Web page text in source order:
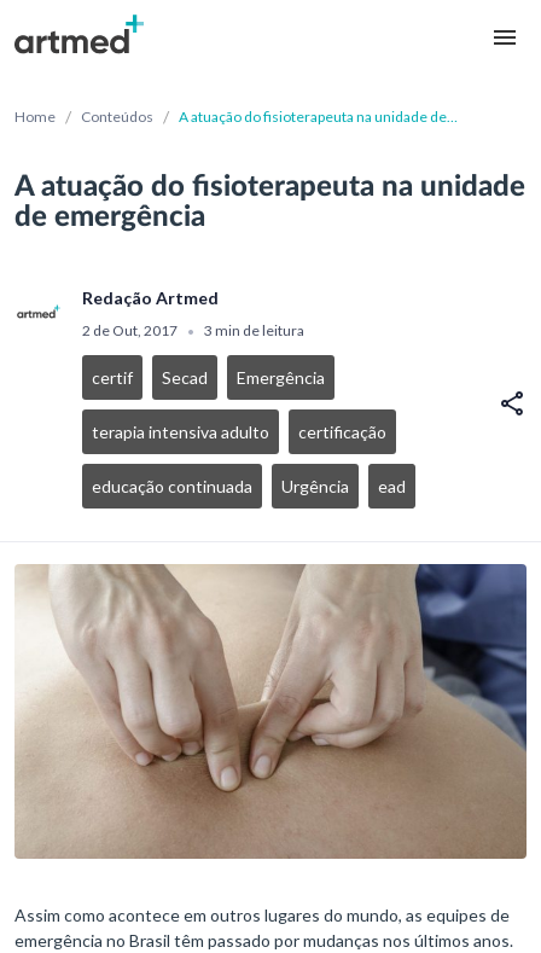
Home / Conteúdos / A atuação do fisioterapeuta na unidade de
A atuação do fisioterapeuta na unidade
de emergência
Redação Artmed
2 de Out, 2017 • 3 min de leitura
certif Secad Emergência
terapia intensiva adulto certificação
educação continuada Urgência ead
Assim como acontece em outros lugares do mundo, as equipes de
emergência no Brasil têm passado por mudanças nos últimos anos.